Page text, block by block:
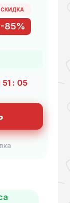
СКИДКА
-85%
51 : 04